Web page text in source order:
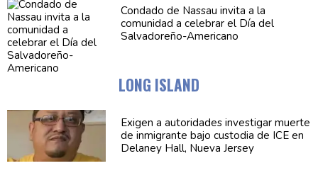
Condado de Nassau invita a la
comunidad a celebrar el Día del
Salvadoreño-Americano
LONG ISLAND
Exigen aautoridades investigar muerte
de inmigrante bajo custodia de ICE en
Delaney Hall, Nueva Jersey